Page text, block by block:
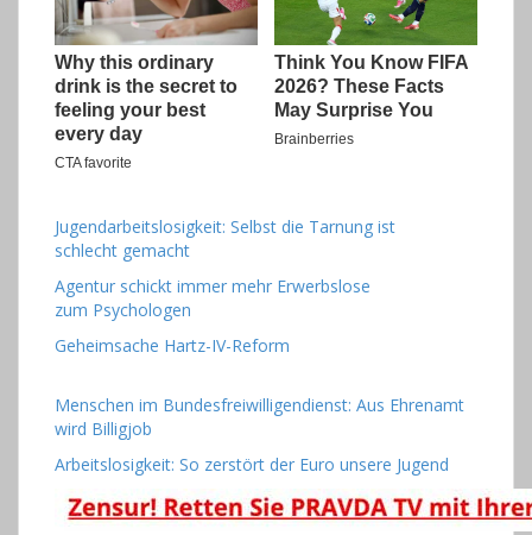
Jugendarbeitslosigkeit: Selbst die Tarnung ist
schlecht gemacht
Agentur schickt immer mehr Erwerbslose
zum Psychologen
Geheimsache Hartz-IV-Reform
Menschen im Bundesfreiwilligendienst: Aus Ehrenamt
wird Billigjob
Arbeitslosigkeit: So zerstört der Euro unsere Jugend